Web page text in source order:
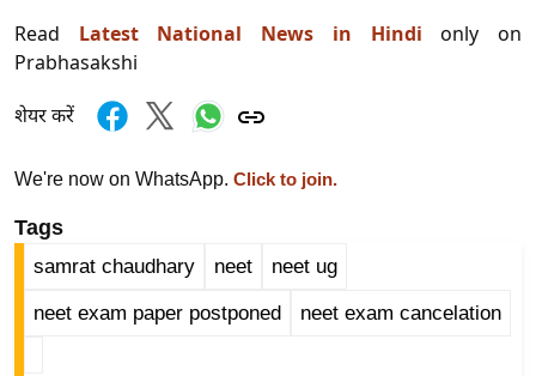
ली
ड
ल्म
स
मी
क्षा
B
Read Latest National News in Hindionly on
Prabhasakshi
शेयर करें
We're now on WhatsApp. Click to join.
Tags
samrat chaudhary neet neet ug
neet exam paper postponed neet exam cancelation